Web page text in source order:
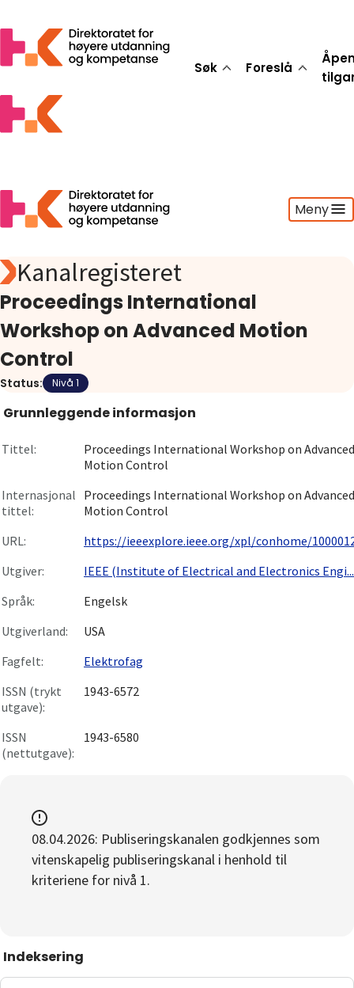
Søk Foreslå
Meny
Søk
Åpen tilgang
Statistikk
Aktuelt
Om
Gå til innlogging
Kanalregisteret
Proceedings International
Workshop on Advanced Motion
Control
Status: Nivå 1
Grunnleggende informasjon
Tittel:
Proceedings International Workshop on Advanced
Motion Control
Internasjonal
tittel:
Proceedings International Workshop on Advanced
Motion Control
URL:
https://ieeexplore.ieee.org/xpl/conhome/
Utgiver:
IEEE (Institute of Electrical and Electronics Engi...
Språk:
Engelsk
Utgiverland:
USA
Fagfelt:
Elektrofag
ISSN (trykt
utgave):
1943-6572
ISSN
(nettutgave):
1943-6580
08.04.2026: Publiseringskanalen godkjennes som
vitenskapelig publiseringskanal i henhold til
kriteriene for nivå 1.
Indeksering